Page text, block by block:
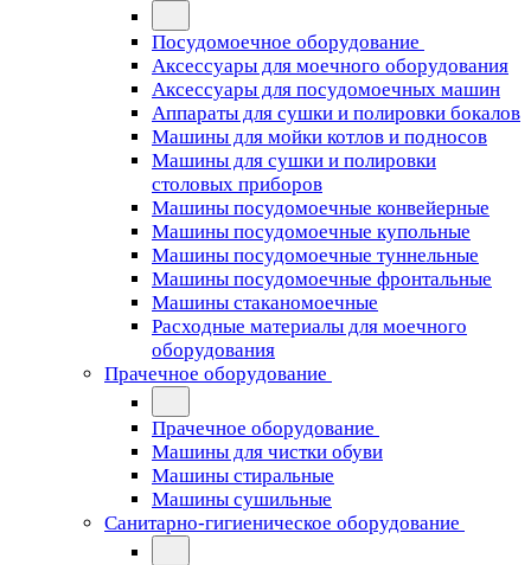
Посудомоечное оборудование
Аксессуары для моечного оборудования
Аксессуары для посудомоечных машин
Аппараты для сушки и полировки бокалов
Машины для мойки котлов и подносов
Машины для сушки и полировки
столовых приборов
Машины посудомоечные конвейерные
Машины посудомоечные купольные
Машины посудомоечные туннельные
Машины посудомоечные фронтальные
Машины стаканомоечные
Расходные материалы для моечного
оборудования
Прачечное оборудование
Прачечное оборудование
Машины для чистки обуви
Машины стиральные
Машины сушильные
Санитарно-гигиеническое оборудование